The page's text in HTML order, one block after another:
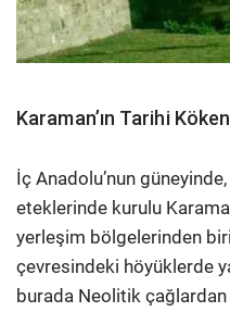
Karaman’ın Tarihi
İç Anadolu’nun güneyinde,
eteklerinde kurulu
yerleşim bölgelerinden
çevresindeki höyüklerde
burada Neolitik